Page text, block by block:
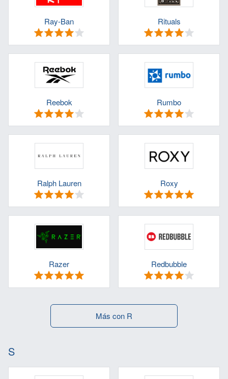
Ray-Ban Rituals
Reebok Rumbo
Ralph Lauren Roxy
Razer Redbubble
Más con R
S